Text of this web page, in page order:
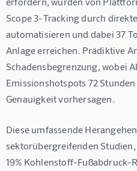
Scope 3-Tracking durch
automatisieren und dabei 37
Anlage erreichen. Prädiktive
Schadensbegrenzung, wobei
Emissionshotspots 72
Genauigkeit vorhersagen.
Diese umfassende
sektorübergreifenden Studien,
19% Kohlenstoff-Fußabdruck-